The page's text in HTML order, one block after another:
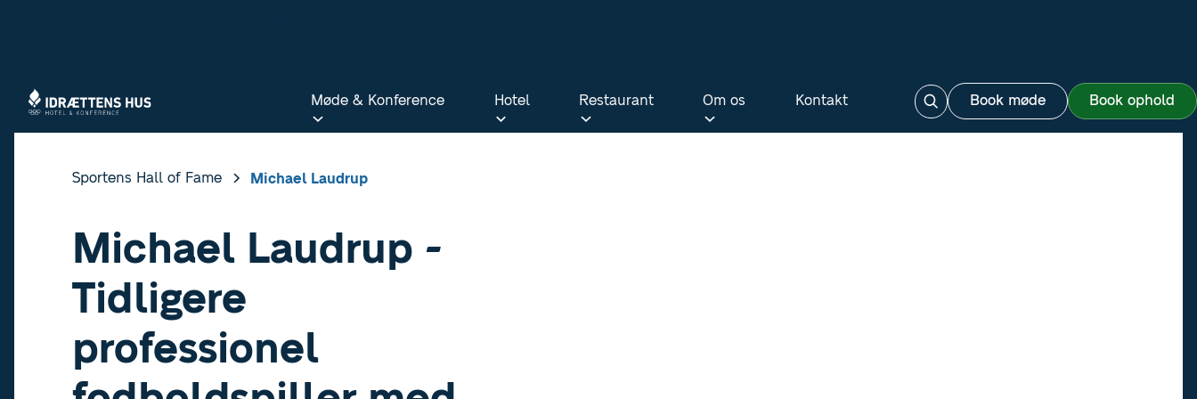
Møde & Konference
Møde & Konference
Hotel
Hotel
Restaurant
Restaurant
Om os
Om os
Kontakt Book møde Book ophold
Sportens Hall of Fame Michael Laudrup
Michael Laudrup -
Tidligere
professionel